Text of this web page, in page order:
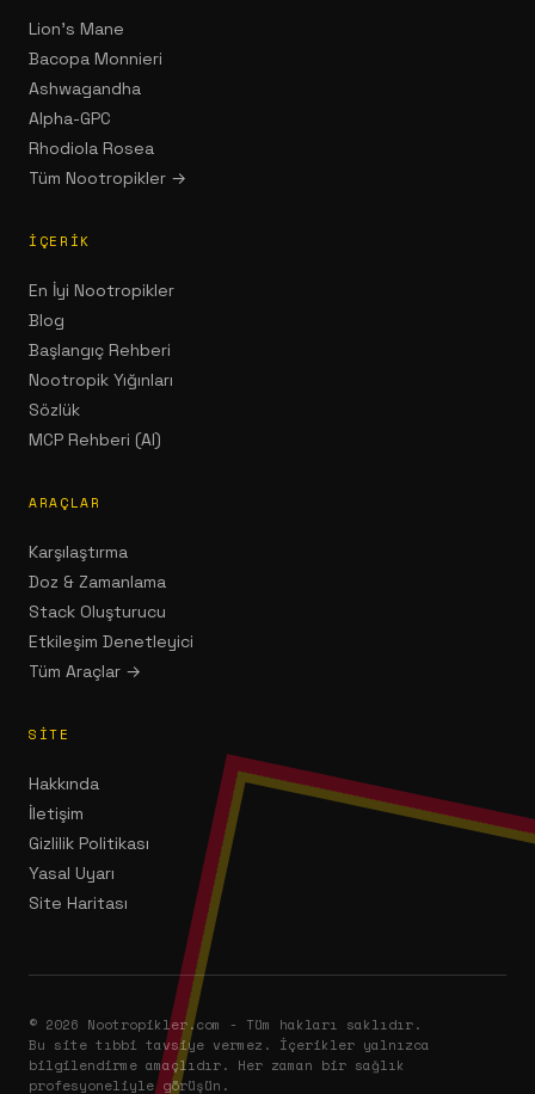
Lion's Mane
Bacopa Monnieri
Ashwagandha
Alpha-GPC
Rhodiola Rosea
Tüm Nootropikler →
İÇERIK
En İyi Nootropikler
Blog
Başlangıç Rehberi
Nootropik Yığınları
Sözlük
MCP Rehberi (AI)
ARAÇLAR
Karşılaştırma
Doz & Zamanlama
Stack Oluşturucu
Etkileşim Denetleyici
Tüm Araçlar →
SITE
Hakkında
İletişim
Gizlilik Politikası
Yasal Uyarı
Site Haritası
© 2026 Nootropikler.com - Tüm hakları saklıdır.
Bu site tıbbi tavsiye vermez. İçerikler yalnızca
bilgilendirme amaçlıdır. Her zaman bir sağlık
profesyoneliyle görüşün.